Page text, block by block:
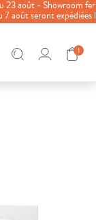
23 août - Showroom
août seront
1